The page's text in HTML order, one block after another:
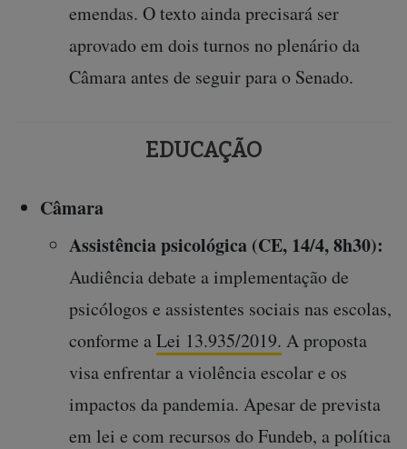
emendas. O texto ainda precisará ser
aprovado em dois turnos no plenário da
Câmara antes de seguir para o Senado.
EDUCAÇÃO
Câmara
Assistência psicológica (CE, 14/4, 8h30):
Audiência debate a implementação de
psicólogos e assistentes sociais nas escolas,
conforme aLei 13.935/2019. A proposta
visa enfrentar a violência escolar e os
impactos da pandemia. Apesar de prevista
em lei e com recursos do Fundeb, a política